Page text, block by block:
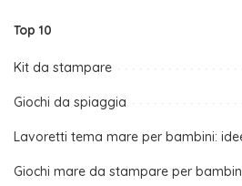
Top 10
Kit da stampare
Giochi da spiaggia
Lavoretti tema mare per bambini:
Giochi mare da stampare per